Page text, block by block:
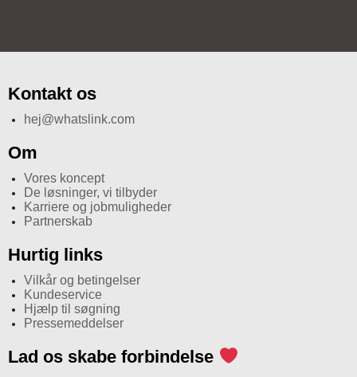
Kontakt os
hej@whatslink.com
Om
Vores koncept
De løsninger, vi tilbyder
Karriere og jobmuligheder
Partnerskab
Hurtig links
Vilkår og betingelser
Kundeservice
Hjælp til søgning
Pressemeddelser
Lad os skabe forbindelse